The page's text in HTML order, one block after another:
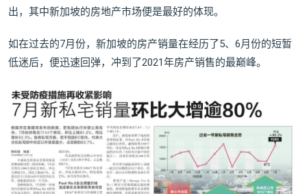
出，其中新加坡的房地产市场便是最好的体现。
如在过去的7月份，新加坡的房产销量在经历了5、6月份的短暂
低迷后，便迅速回弹，冲到了2021年房产销售的最巅峰。